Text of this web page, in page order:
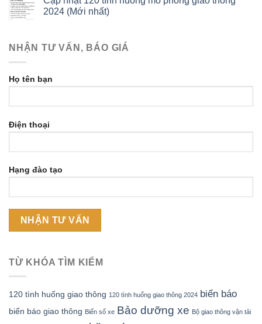
2024 (Mới nhất)
NHẬN TƯ VẤN, BÁO GIÁ
Họ tên bạn
Điện thoại
Hạng đào tạo
TỪ KHÓA TÌM KIẾM
120 tình huống giao thông 120 tình huống giao thông 2024 biển báo
biển báo giao thông Biển số xe Bảo dưỡng xe Bộ giao thông vận tải